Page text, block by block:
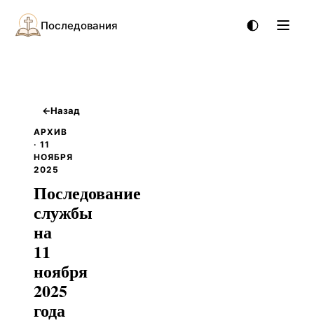
Последования
←Назад
АРХИВ
· 11
НОЯБРЯ
2025
Последование
службы
на
11
ноября
2025
года